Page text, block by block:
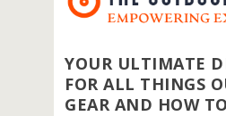
YOUR ULTIMATE
FOR ALL THINGS
GEAR AND HOW